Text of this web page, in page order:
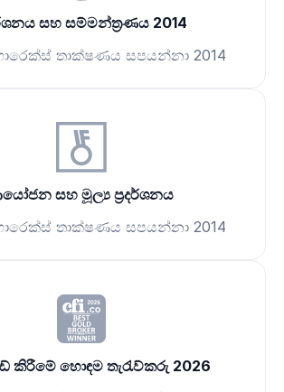
සහ සම්මන්ත්‍රණය 2014
තාක්ෂණය සපයන්නා 2014
සහ මූල්‍ය ප්‍රදර්ශනය
තාක්ෂණය සපයන්නා 2014
කිරීමේ හොඳම තැරැව්කරු 2026